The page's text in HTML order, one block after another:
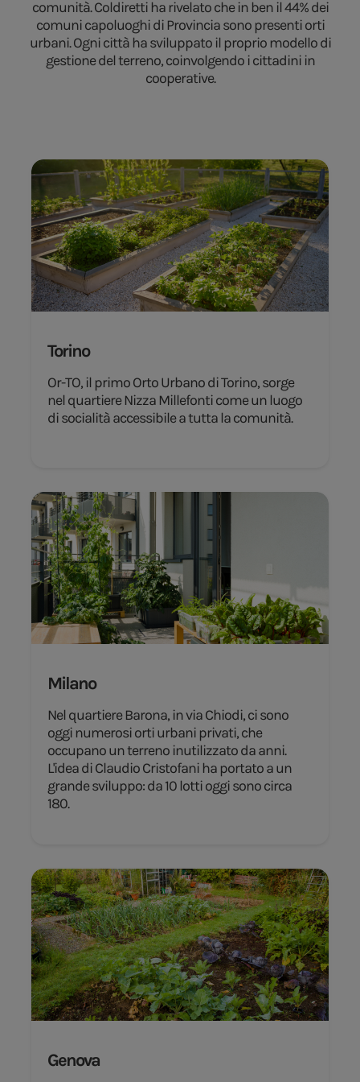
comunità. Coldiretti ha rivelato che in ben il 44% dei
comuni capoluoghi di Provincia sono presenti orti
urbani. Ogni città ha sviluppato il proprio modello di
gestione del terreno, coinvolgendo i cittadini in
cooperative.
Torino
Or-TO, il primo Orto Urbano di Torino, sorge
nel quartiere Nizza Millefonti come un luogo
di socialità accessibile a tutta la comunità.
Milano
Nel quartiere Barona, in via Chiodi, ci sono
oggi numerosi orti urbani privati, che
occupano un terreno inutilizzato da anni.
L'idea di Claudio Cristofani ha portato a un
grande sviluppo: da 10 lotti oggi sono circa
180.
Genova